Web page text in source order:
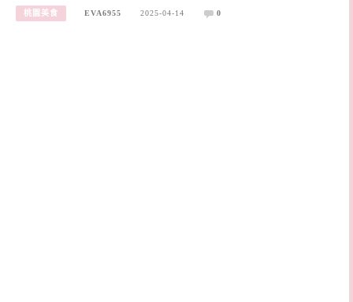
桃園美食 EVA6955 2025-04-14 0